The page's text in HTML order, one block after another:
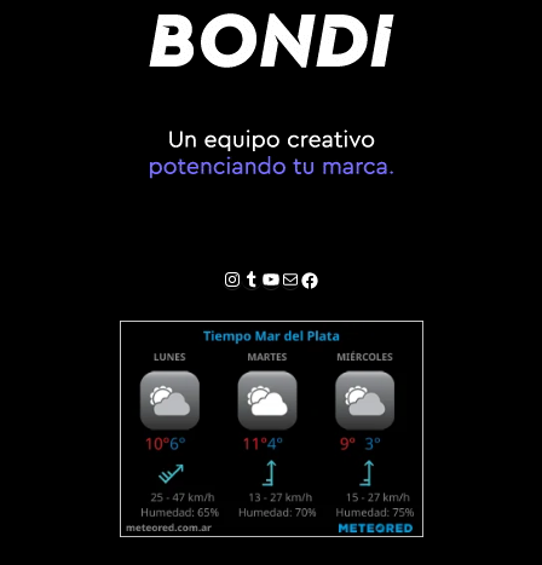
Instagram
Tumblr
YouTube
Correo electrónico
Facebook